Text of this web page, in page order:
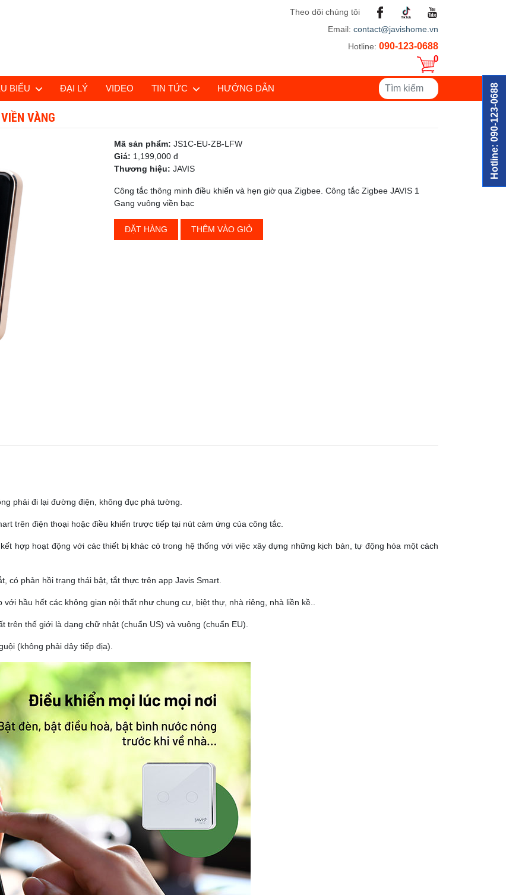
Hotline: 090-123-0688
Theo dõi chúng tôi
Email: contact@javishome.vn
Hotline: 090-123-0688
0
BIỂU ĐẠI LÝ VIDEO TIN TỨC HƯỚNG DẪN
VÀNG
Mã sản phẩm: JS1C-EU-ZB-LFW
Giá: 1,199,000 đ
Thương hiệu: JAVIS
Công tắc thông minh điều khiển và hẹn giờ qua Zigbee. Công tắc Zigbee JAVIS 1
Gang vuông viền bạc
ĐẶT HÀNG THÊM VÀO GIỎ
phải đi lại đường điện, không đục phá tường.
trên điện thoại hoặc điều khiển trược tiếp tại nút cảm ứng của công tắc.
hợp hoạt động với các thiết bị khác có trong hệ thống với việc xây dựng những kịch bản, tự động hóa một cách
có phản hồi trạng thái bật, tắt thực trên app Javis Smart.
hầu hết các không gian nội thất như chung cư, biệt thự, nhà riêng, nhà liền kề..
thế giới là dạng chữ nhật (chuẩn US) và vuông (chuẩn EU).
(không phải dây tiếp địa).